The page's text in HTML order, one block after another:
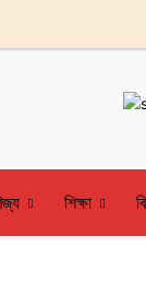
শিক্ষা